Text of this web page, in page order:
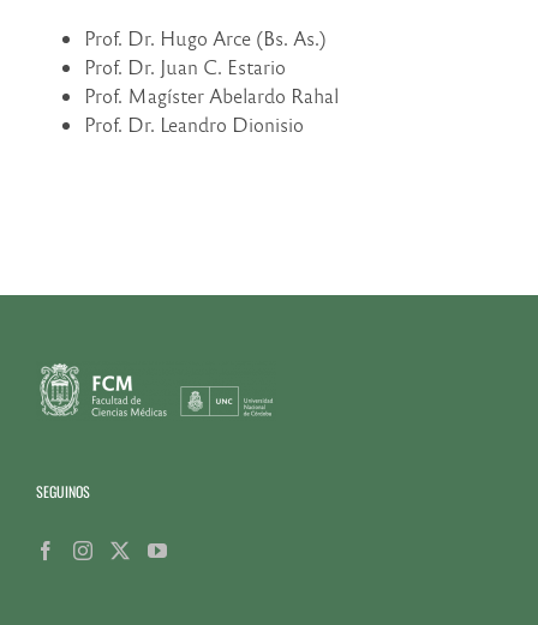
Prof. Dr. Hugo Arce (Bs. As.)
Prof. Dr. Juan C. Estario
Prof. Magíster Abelardo Rahal
Prof. Dr. Leandro Dionisio
SEGUINOS